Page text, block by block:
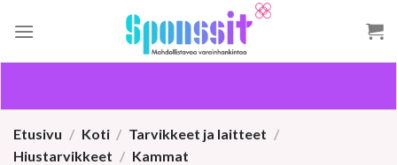
Etusivu / Koti / Tarvikkeet ja laitteet /
Hiustarvikkeet / Kammat